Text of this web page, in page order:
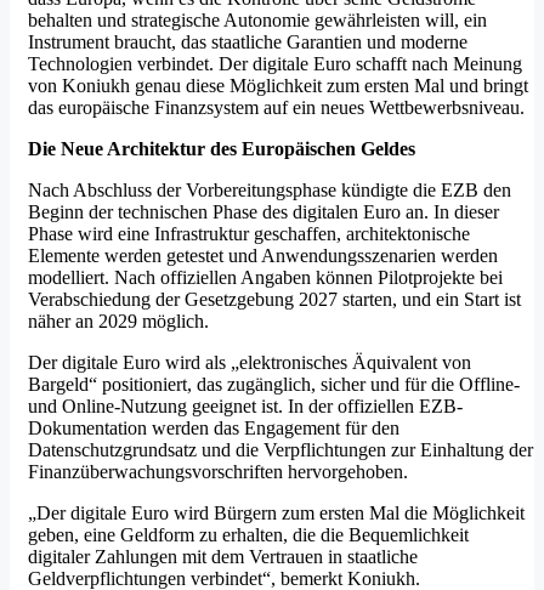
behalten und strategische Autonomie gewährleisten will, ein
Instrument braucht, das staatliche Garantien und moderne
Technologien verbindet. Der digitale Euro schafft nach Meinung
von Koniukh genau diese Möglichkeit zum ersten Mal und bringt
das europäische Finanzsystem auf ein neues Wettbewerbsniveau.
Die Neue Architektur des Europäischen Geldes
Nach Abschluss der Vorbereitungsphase kündigte die EZB den
Beginn der technischen Phase des digitalen Euro an. In dieser
Phase wird eine Infrastruktur geschaffen, architektonische
Elemente werden getestet und Anwendungsszenarien werden
modelliert. Nach offiziellen Angaben können Pilotprojekte bei
Verabschiedung der Gesetzgebung 2027 starten, und ein Start ist
näher an 2029 möglich.
Der digitale Euro wird als „elektronisches Äquivalent von
Bargeld“ positioniert, das zugänglich, sicher und für die Offline-
und Online-Nutzung geeignet ist. In der offiziellen EZB-
Dokumentation werden das Engagement für den
Datenschutzgrundsatz und die Verpflichtungen zur Einhaltung der
Finanzüberwachungsvorschriften hervorgehoben.
„Der digitale Euro wird Bürgern zum ersten Mal die Möglichkeit
geben, eine Geldform zu erhalten, die die Bequemlichkeit
digitaler Zahlungen mit dem Vertrauen in staatliche
Geldverpflichtungen verbindet“, bemerkt Koniukh.